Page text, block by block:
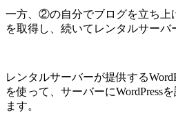
一方、②の自分でブログを立ち上
を取得し、続いてレンタルサーバ
レンタルサーバーが提供する
を使って、サーバーにWordPress
ます。